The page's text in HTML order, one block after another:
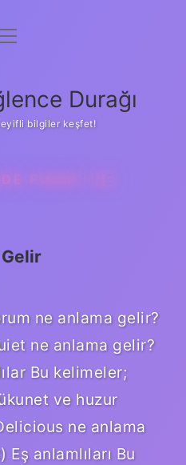
Uyarı
Durağı
bilgiler keşfet!
FUNNY NE
ne anlama gelir?
ne anlama gelir?
Bu kelimeler;
ve huzur
ne anlama
anlamlıları Bu